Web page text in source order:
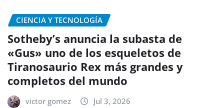
CIENCIA Y TECNOLOGÍA
Sotheby’s anuncia la subasta de
«Gus» uno de los esqueletos de
Tiranosaurio Rex más grandes y
completos del mundo
victor gomez Jul 3, 2026